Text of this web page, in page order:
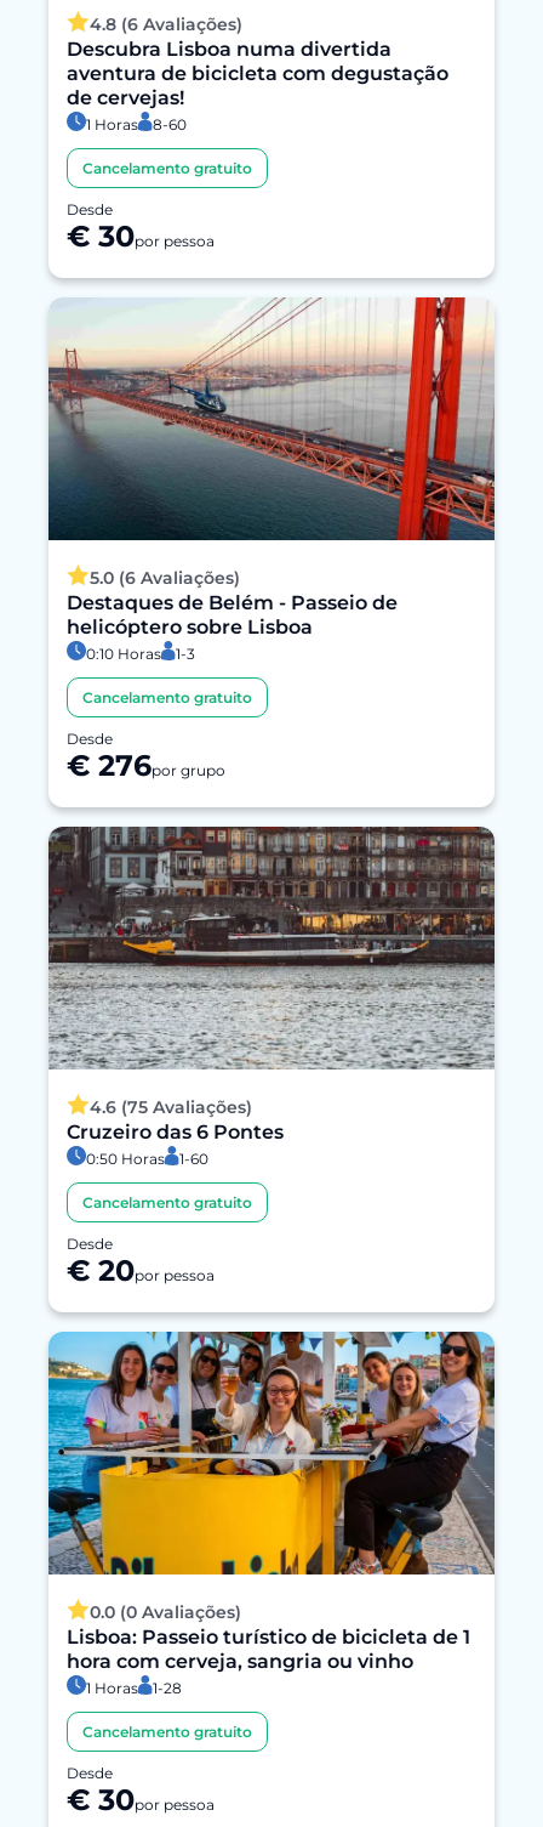
4.8 (6 Avaliações)
Descubra Lisboa numa divertida
aventura de bicicleta com degustação
de cervejas!
1 Horas 8-60
Cancelamento gratuito
Desde
€ 30por pessoa
5.0 (6 Avaliações)
Destaques de Belém - Passeio de
helicóptero sobre Lisboa
0:10 Horas 1-3
Cancelamento gratuito
Desde
€ 276por grupo
4.6 (75 Avaliações)
Cruzeiro das 6 Pontes
0:50 Horas 1-60
Cancelamento gratuito
Desde
€ 20por pessoa
0.0 (0 Avaliações)
Lisboa: Passeio turístico de bicicleta de 1
hora com cerveja, sangria ou vinho
1 Horas 1-28
Cancelamento gratuito
Desde
€ 30por pessoa